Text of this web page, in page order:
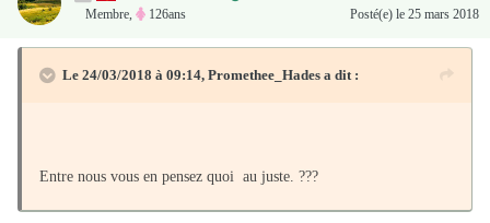
https://www.pressesante.com/metaux-lourds-tests-coeur-net/
Membre, 126ans Posté(e) le 25 mars 2018
Le 24/03/2018 à 09:14, Promethee_Hades a dit :
Entre nous vous en pensez quoi au juste. ???